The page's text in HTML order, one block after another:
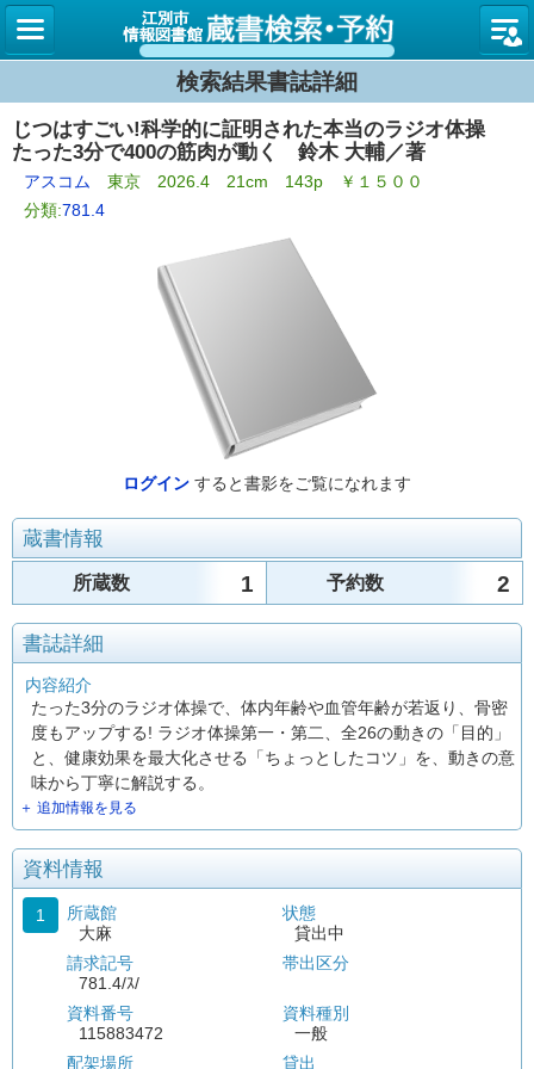
図書館
検索結果書誌詳細
じつはすごい!科学的に証明された本当のラジオ体操
たった3分で400の筋肉が動く 鈴木 大輔／著
アスコム 東京 2026.4 21cm 143p ￥１５００
分類:781.4
ログイン すると書影をご覧になれます
蔵書情報
所蔵数 1 予約数 2
書誌詳細
内容紹介
たった3分のラジオ体操で、体内年齢や血管年齢が若返り、骨密
度もアップする! ラジオ体操第一・第二、全26の動きの「目的」
と、健康効果を最大化させる「ちょっとしたコツ」を、動きの意
味から丁寧に解説する。
＋ 追加情報を見る
資料情報
1
所蔵館
大麻
請求記号
781.4/ｽ/
資料番号
115883472
配架場所
状態
貸出中
帯出区分
資料種別
一般
貸出